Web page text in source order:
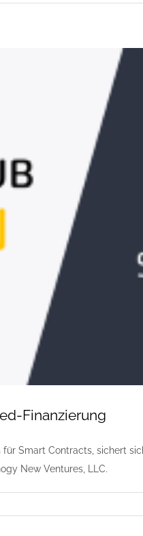
Finanzierung
Smart Contracts, sichert
New Ventures, LLC.